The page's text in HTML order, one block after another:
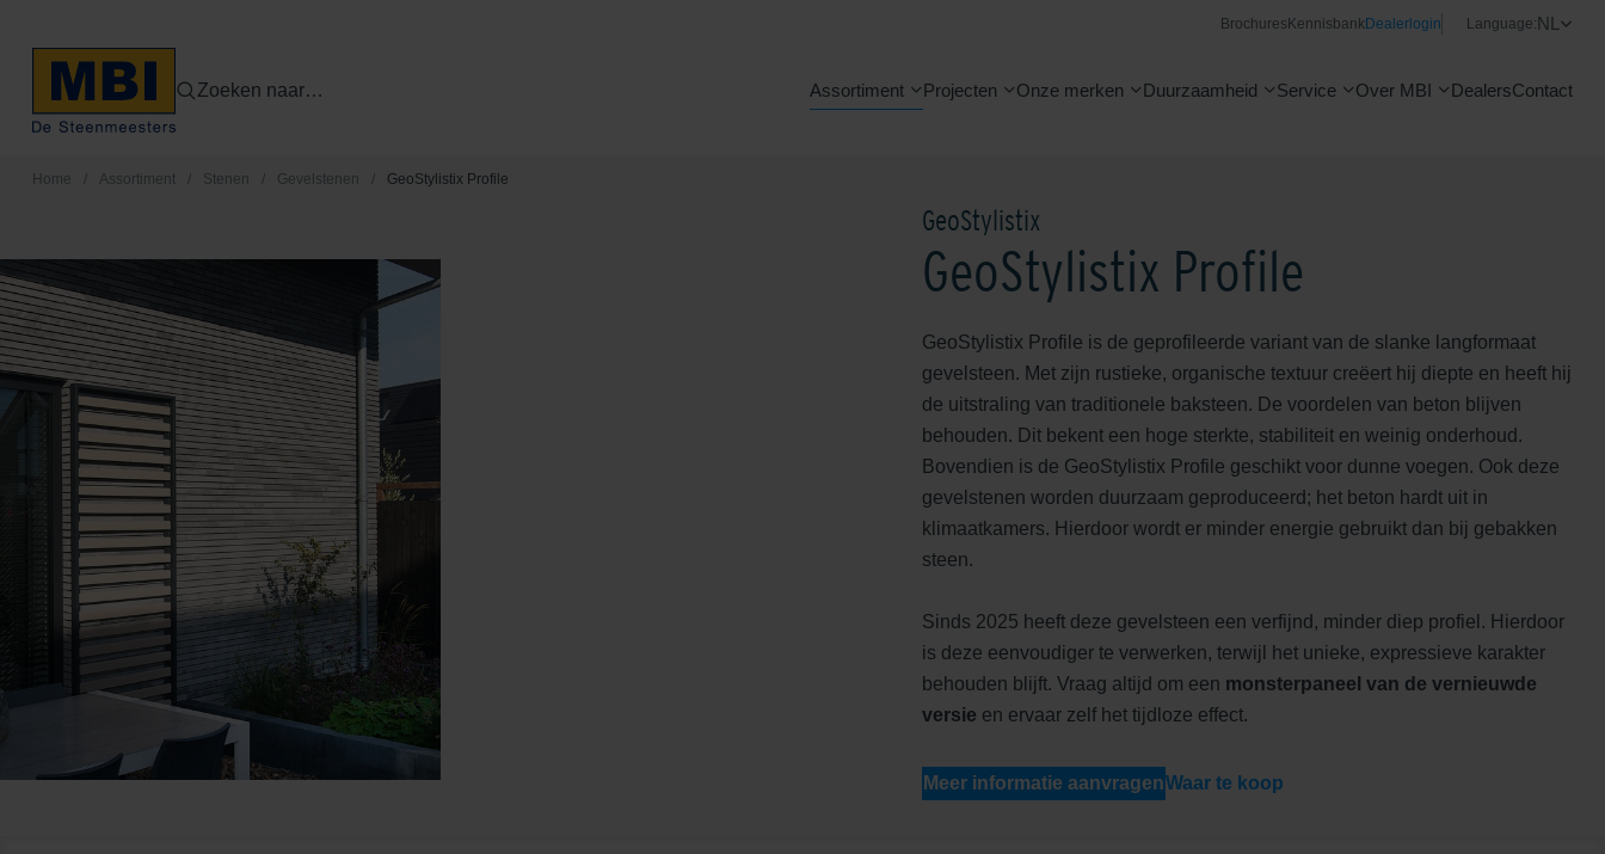
Brochures KennisbankDealerlogin Language:NL
Zoeken naar… Assortiment Projecten Onze merken Duurzaamheid Service Over MBI DealersContact
Home / Assortiment / Stenen / Gevelstenen / GeoStylistix Profile
GeoStylistix
GeoStylistix Profile
GeoStylistix Profile is de geprofileerde variant van de slanke langformaat
gevelsteen. Met zijn rustieke, organische textuur creëert hij diepte en heeft hij
de uitstraling van traditionele baksteen. De voordelen van beton blijven
behouden. Dit bekent een hoge sterkte, stabiliteit en weinig onderhoud.
Bovendien is de GeoStylistix Profile geschikt voor dunne voegen. Ook deze
gevelstenen worden duurzaam geproduceerd; het beton hardt uit in
klimaatkamers. Hierdoor wordt er minder energie gebruikt dan bij gebakken
steen.
Sinds 2025 heeft deze gevelsteen een verfijnd, minder diep profiel. Hierdoor
is deze eenvoudiger te verwerken, terwijl het unieke, expressieve karakter
behouden blijft. Vraag altijd om een monsterpaneel van de vernieuwde
versie en ervaar zelf het tijdloze effect.
Meer informatie aanvragenWaar te koop